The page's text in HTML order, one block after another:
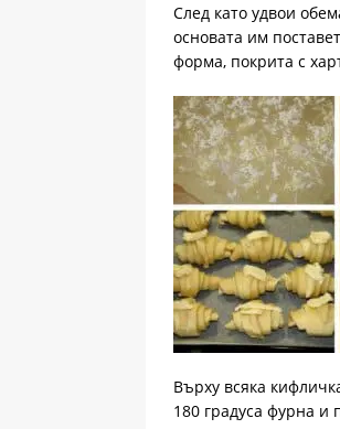
След като удвои
основата им
форма, покрита с
Върху всяка
180 градуса фурна и